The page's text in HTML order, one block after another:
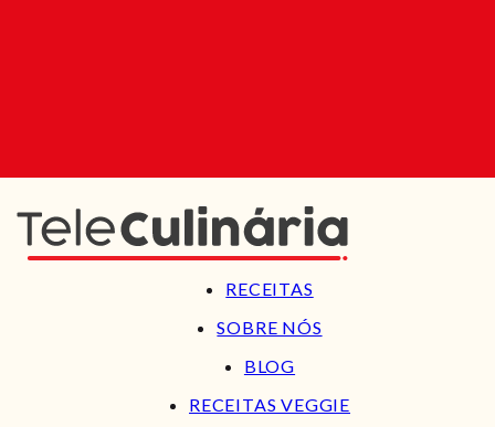
RECEITAS
SOBRE NÓS
BLOG
RECEITAS VEGGIE